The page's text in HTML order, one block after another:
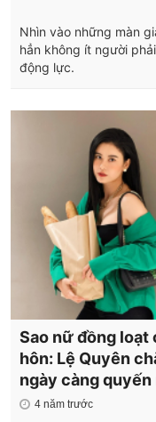
Nhìn vào những màn
hẳn không ít người
động lực.
Sao nữ đồng loạt
hôn: Lệ Quyên
ngày càng quyến
4 năm trước